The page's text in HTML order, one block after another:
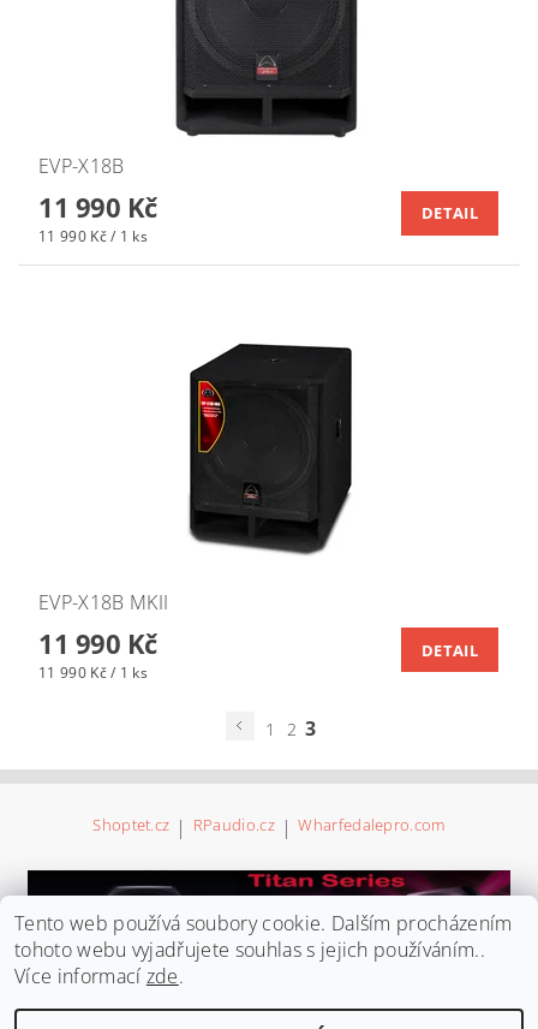
EVP-X18B
11 990 Kč
11 990 Kč / 1 ks
DETAIL
EVP-X18B MKII
11 990 Kč
11 990 Kč / 1 ks
DETAIL
1 2 3
Shoptet.cz | RPaudio.cz | Wharfedalepro.com
Tento web používá soubory cookie. Dalším procházením
tohoto webu vyjadřujete souhlas s jejich používáním..
Více informací zde.